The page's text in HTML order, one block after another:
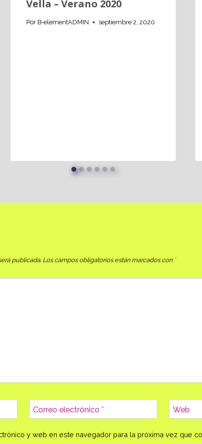
Vella – Verano 2020
Por B-elementADMIN septiembre 2, 2020
publicada. Los campos obligatorios están marcados con *
Correo electrónico * Web
y web en este navegador para la próxima vez que